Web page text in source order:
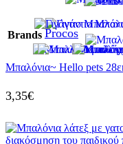
Brands Procos
Μπαλόνια~ Hello pets
3,35€